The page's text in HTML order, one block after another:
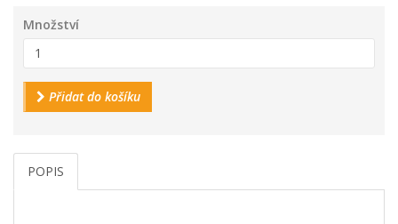
Množství
Přidat do košíku
POPIS